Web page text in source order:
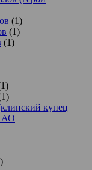
(1)
(1)
(1)
купец